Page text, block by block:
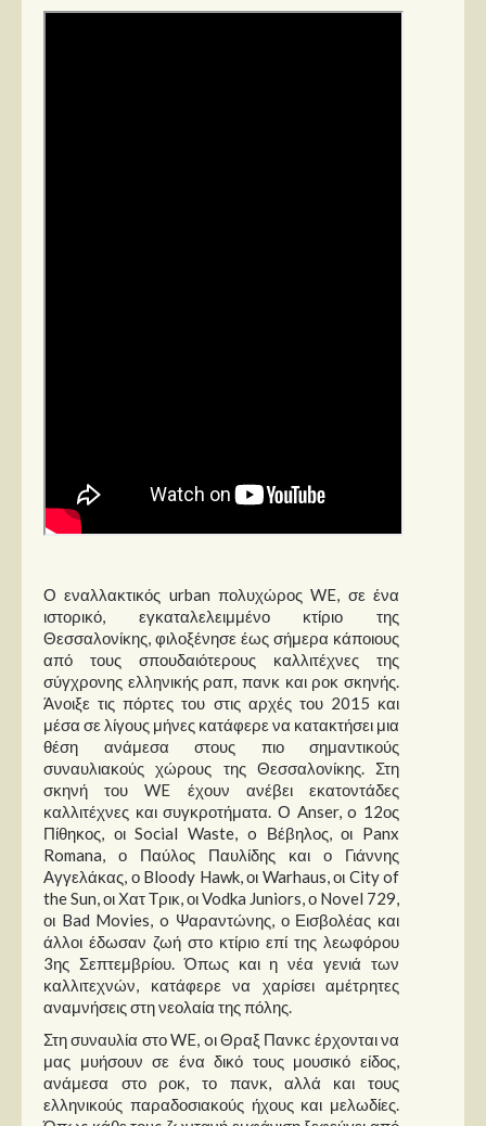
Ο εναλλακτικός urban πολυχώρος WE, σε ένα
ιστορικό, εγκαταλελειμμένο κτίριο της
Θεσσαλονίκης, φιλοξένησε έως σήμερα κάποιους
από τους σπουδαιότερους καλλιτέχνες της
σύγχρονης ελληνικής ραπ, πανκ και ροκ σκηνής.
Άνοιξε τις πόρτες του στις αρχές του 2015 και
μέσα σε λίγους μήνες κατάφερε να κατακτήσει μια
θέση ανάμεσα στους πιο σημαντικούς
συναυλιακούς χώρους της Θεσσαλονίκης. Στη
σκηνή του WE έχουν ανέβει εκατοντάδες
καλλιτέχνες και συγκροτήματα. Ο Anser, o 12ος
Πίθηκος, οι Social Waste, o Βέβηλος, οι Panx
Romana, ο Παύλος Παυλίδης και ο Γιάννης
Αγγελάκας, ο Bloody Hawk, οι Warhaus, οι City of
the Sun, οι Χατ Τρικ, οι Vodka Juniors, ο Novel 729,
οι Bad Movies, o Ψαραντώνης, ο Εισβολέας και
άλλοι έδωσαν ζωή στο κτίριο επί της λεωφόρου
3ης Σεπτεμβρίου. Όπως και η νέα γενιά των
καλλιτεχνών, κατάφερε να χαρίσει αμέτρητες
αναμνήσεις στη νεολαία της πόλης.
Στη συναυλία στο WE, oι Θραξ Πανκc έρχονται να
μας μυήσουν σε ένα δικό τους μουσικό είδος,
ανάμεσα στο ροκ, το πανκ, αλλά και τους
ελληνικούς παραδοσιακούς ήχους και μελωδίες.